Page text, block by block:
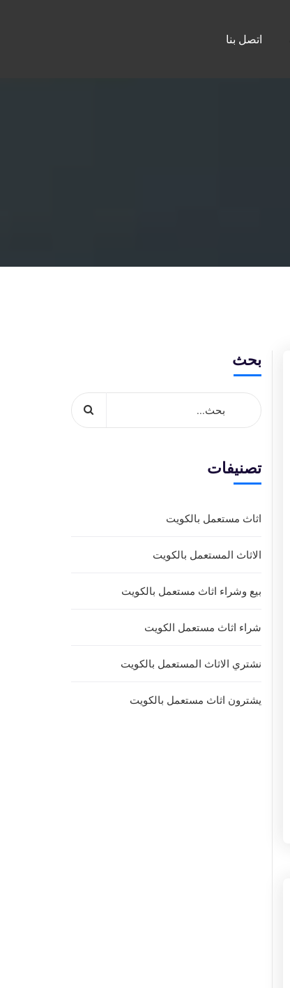
اتصل بنا
بحث
تصنيفات
اثاث مستعمل بالكويت
الاثاث المستعمل بالكويت
بيع وشراء اثاث مستعمل بالكويت
شراء اثاث مستعمل الكويت
نشتري الاثاث المستعمل بالكويت
يشترون اثاث مستعمل بالكويت